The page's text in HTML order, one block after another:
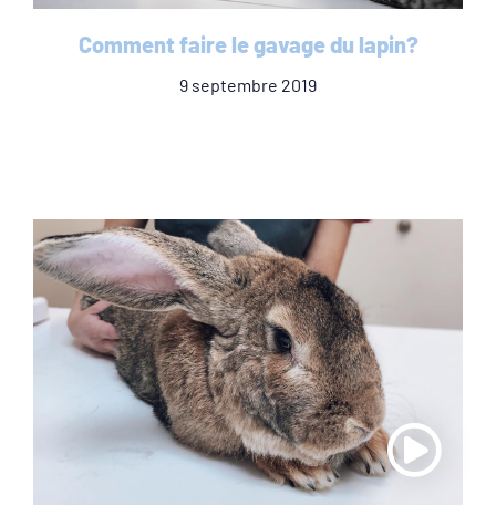
Comment faire le gavage du lapin?
9 septembre 2019